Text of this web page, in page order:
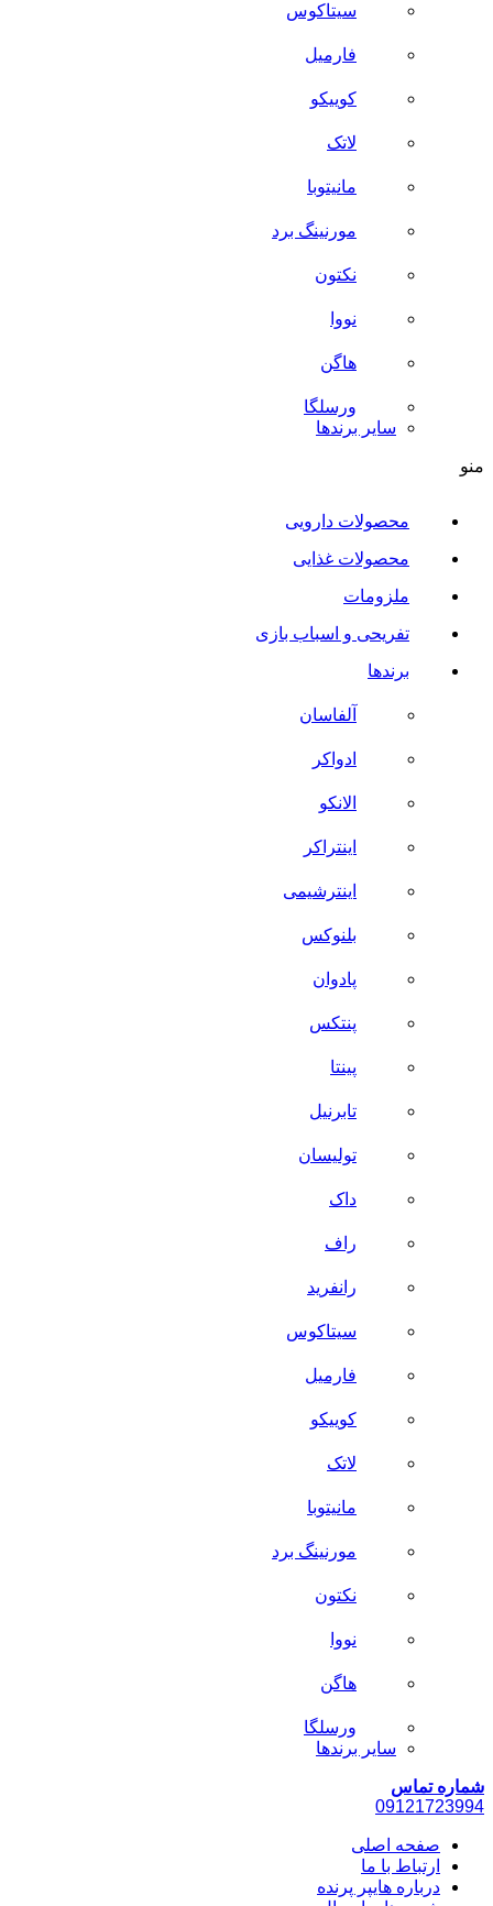
سیتاکوس
فارمیل
کوییکو
لاتک
مانیتوبا
مورنینگ برد
نکتون
نووا
هاگن
ورسلگا
سایر برند‌ها
منو
محصولات دارویی
محصولات غذایی
ملزومات
تفریحی و اسباب بازی
برندها
آلفاسان
ادواکر
الانکو
اینتراکر
اینترشیمی
بلنوکس
پادوان
پنتکس
پینتا
تابرنیل
تولیسان
داک
راف
رانفرید
سیتاکوس
فارمیل
کوییکو
لاتک
مانیتوبا
مورنینگ برد
نکتون
نووا
هاگن
ورسلگا
سایر برند‌ها
شماره تماس
09121723994
صفحه اصلی
ارتباط با ما
درباره هایپر پرنده